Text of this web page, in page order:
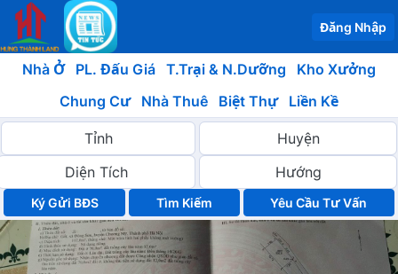
Đăng Nhập
Nhà Ở PL. Đấu Giá T.Trại & N.Dưỡng
Kho Xưởng
Chung Cư
Nhà Thuê Biệt Thự Liền Kề
Ký Gửi BĐS Yêu Cầu Tư Vấn